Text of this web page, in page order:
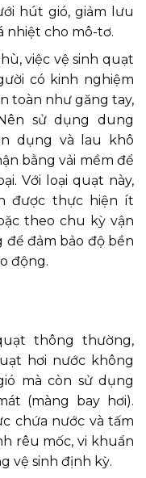
hút gió, giảm lưu
nhiệt cho mô-tơ.
việc vệ sinh quạt
có kinh nghiệm
toàn như găng tay,
sử dụng dung
dụng và lau khô
bằng vải mềm để
Với loại quạt này,
được thực hiện ít
theo chu kỳ vận
để đảm bảo độ bền
động.
thông thường,
hơi nước không
mà còn sử dụng
(màng bay hơi).
chứa nước và tấm
rêu mốc, vi khuẩn
vệ sinh định kỳ.